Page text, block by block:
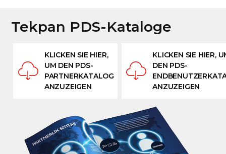
Tekpan PDS-Kataloge
KLICKEN SIE HIER,
UM DEN PDS-
PARTNERKATALOG
ANZUZEIGEN
KLICKEN SIE HIER,
DEN PDS-
ANZUZEIGEN